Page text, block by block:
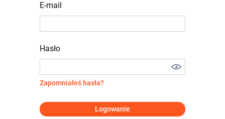
E-mail
Hasło
Zapomniałeś hasła?
Logowanie